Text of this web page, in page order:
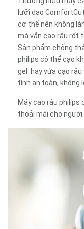
lưỡi dao
cơ thể nên không
mà vẫn cạo râu rốt
Sản phẩm chống
philips có thể cạo
gel hay vừa cạo
tính an toàn, không
Máy cạo râu philips
thoải mái cho người